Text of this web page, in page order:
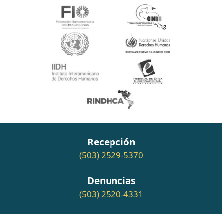
Recepción
(503) 2529-5370
Denuncias
(503) 2520-4331